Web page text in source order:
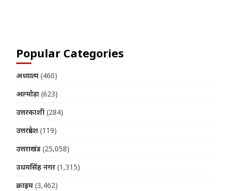
Popular Categories
अध्यात्म (460)
अल्मोड़ा (623)
उत्तरकाशी (284)
उत्तरप्रदेश (119)
उत्तराखंड (25,058)
उधमसिंह नगर (1,315)
क्राइम (3,462)